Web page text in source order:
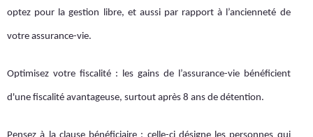
optez pour la gestion libre, et aussi par rapport à l’ancienneté de
votre assurance-vie.
Optimisez votre fiscalité : les gains de l’assurance-vie bénéficient
d'une fiscalité avantageuse, surtout après 8 ans de détention.